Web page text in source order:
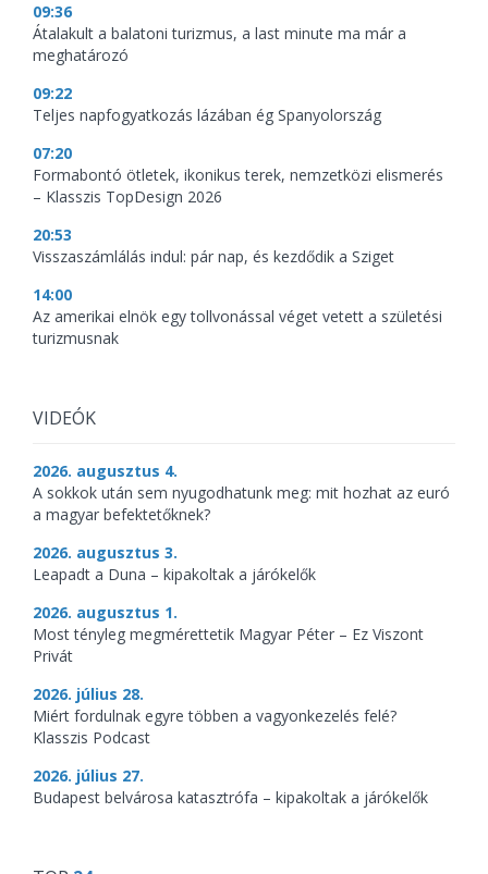
09:36
Átalakult a balatoni turizmus, a last minute ma már a
meghatározó
09:22
Teljes napfogyatkozás lázában ég Spanyolország
07:20
Formabontó ötletek, ikonikus terek, nemzetközi elismerés
– Klasszis TopDesign 2026
20:53
Visszaszámlálás indul: pár nap, és kezdődik a Sziget
14:00
Az amerikai elnök egy tollvonással véget vetett a születési
turizmusnak
VIDEÓK
2026. augusztus 4.
A sokkok után sem nyugodhatunk meg: mit hozhat az euró
a magyar befektetőknek?
2026. augusztus 3.
Leapadt a Duna – kipakoltak a járókelők
2026. augusztus 1.
Most tényleg megmérettetik Magyar Péter – Ez Viszont
Privát
2026. július 28.
Miért fordulnak egyre többen a vagyonkezelés felé?
Klasszis Podcast
2026. július 27.
Budapest belvárosa katasztrófa – kipakoltak a járókelők